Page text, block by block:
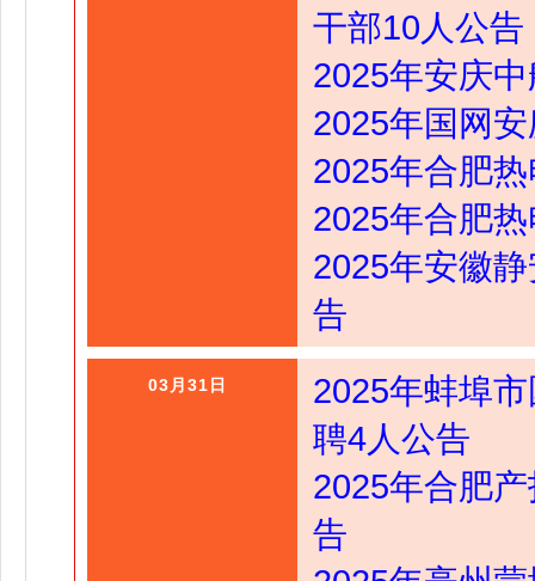
干部10人公告
2025年安庆
2025年国网
2025年合肥
2025年合肥
2025年安徽
告
03月31日
2025年蚌埠
聘4人公告
2025年合肥
告